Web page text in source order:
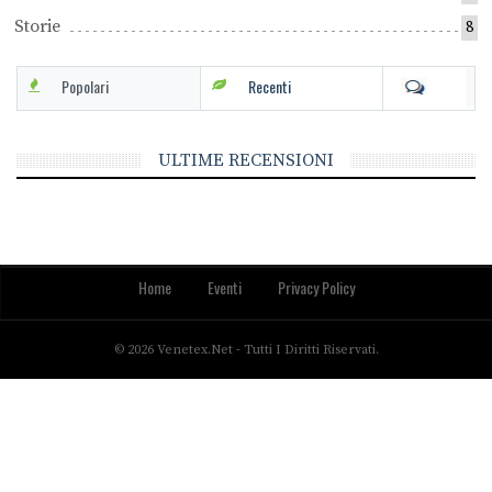
Storie 8
Popolari Recenti
ULTIME RECENSIONI
Home Eventi Privacy Policy
© 2026 Venetex.net - Tutti I Diritti Riservati.